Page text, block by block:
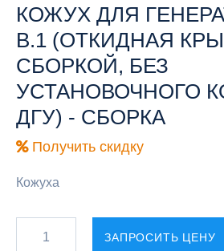
КОЖУХ ДЛЯ
В.1 (ОТКИДНАЯ
СБОРКОЙ, БЕЗ
УСТАНОВОЧНОГО
ДГУ) - СБОРКА
Получить скидку
Кожуха
ЗАПРОСИТЬ ЦЕНУ